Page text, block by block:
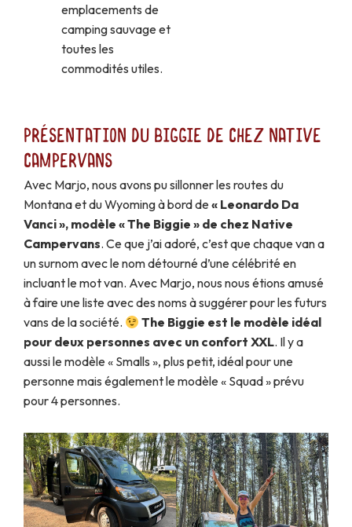
emplacements de
camping sauvage et
toutes les
commodités utiles.
Présentation du Biggie de chez Native
Campervans
Avec Marjo, nous avons pu sillonner les routes du
Montana et du Wyoming à bord de« Leonardo Da
Vanci », modèle « The Biggie » de chez Native
Campervans. Ce que j’ai adoré, c’est que chaque van a
un surnom avec le nom détourné d’une célébrité en
incluant le mot van. Avec Marjo, nous nous étions amusé
à faire une liste avec des noms à suggérer pour les futurs
vans de la société.
The Biggie est le modèle idéal
pour deux personnes avec un confort XXL. Il y a
aussi le modèle « Smalls », plus petit, idéal pour une
personne mais également le modèle « Squad » prévu
pour 4 personnes.